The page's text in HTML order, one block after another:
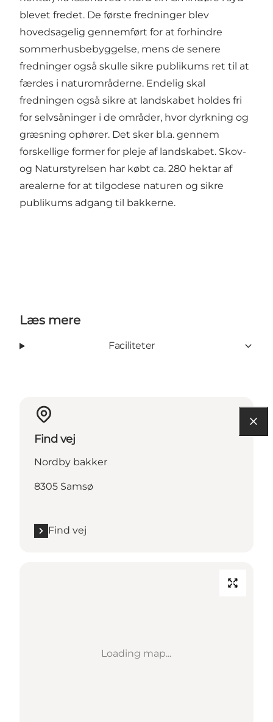
blevet fredet. De første fredninger blev
hovedsagelig gennemført for at forhindre
sommerhusbebyggelse, mens de senere
fredninger også skulle sikre publikums ret til at
færdes i naturområderne. Endelig skal
fredningen også sikre at landskabet holdes fri
for selvsåninger i de områder, hvor dyrkning og
græsning ophører. Det sker bl.a. gennem
forskellige former for pleje af landskabet. Skov-
og Naturstyrelsen har købt ca. 280 hektar af
arealerne for at tilgodese naturen og sikre
publikums adgang til bakkerne.
Læs mere
Faciliteter
Find vej
Nordby bakker
8305 Samsø
Find vej
Loading map...